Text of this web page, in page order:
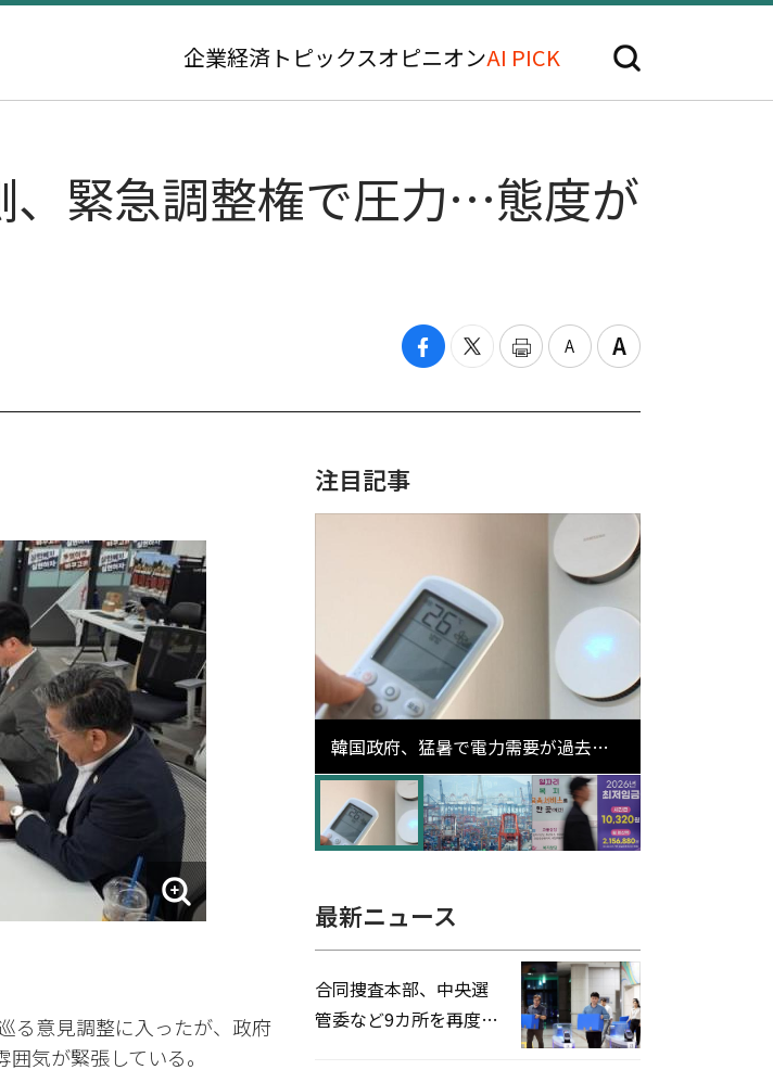
企業経済 トピックスオピニオンAI PICK
、緊急調整権で圧力…態度が
る意見調整に入ったが、政府
気が緊張している。
注目記事
韓国政府、猛暑で電力需要が過去最
高更新の可能性に需給対応体制を点
検
最新ニュース
合同捜査本部、中央選
管委など9カ所を再度家